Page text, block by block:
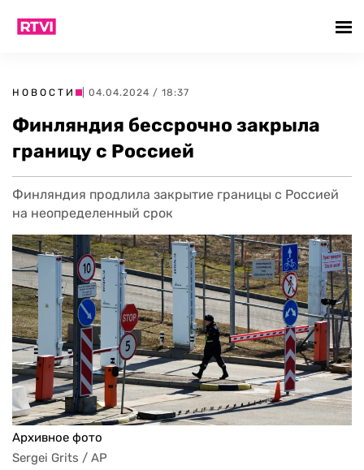
НОВОСТИ | 04.04.2024 / 18:37
Финляндия бессрочно закрыла
границу с Россией
Финляндия продлила закрытие границы с Россией
на неопределенный срок
Архивное фото
Sergei Grits / AP